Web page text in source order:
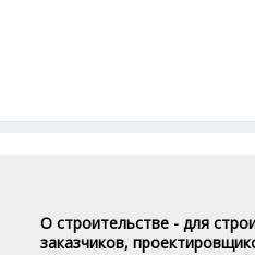
О строительстве - для
заказчиков,